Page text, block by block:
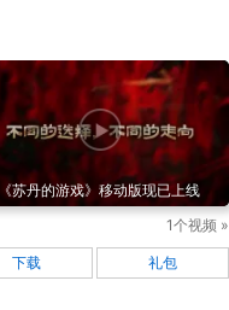
《苏丹的游戏》移动版现已上线
1个视频 »
下载 礼包